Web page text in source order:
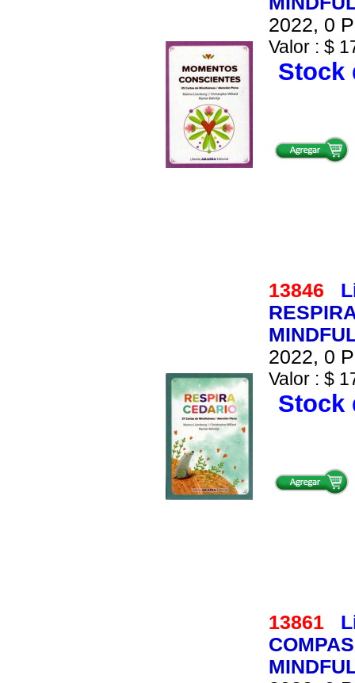
2022, 0
Valor : $
Stock
13846
2022, 0
Valor : $
Stock
13861